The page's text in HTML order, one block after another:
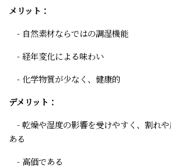
メリット：
- 自然素材ならではの調湿機能
- 経年変化による味わい
- 化学物質が少なく、健康的
デメリット：
- 乾燥や湿度の影響を受けやすく、割れ
ある
- 高価である